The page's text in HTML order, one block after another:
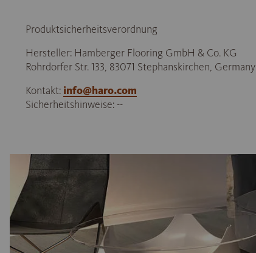
Produktsicherheitsverordnung
Hersteller: Hamberger Flooring GmbH & Co. KG
Rohrdorfer Str. 133, 83071 Stephanskirchen, Germany
Kontakt: info@haro.com
Sicherheitshinweise: --